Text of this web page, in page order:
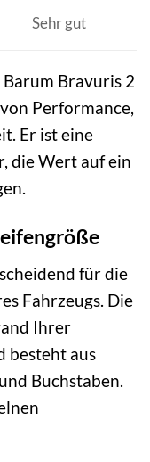
Sehr gut
Bravuris 2
Performance,
Er ist eine
die Wert auf ein
für die
Fahrzeugs. Die
Ihrer
besteht aus
Buchstaben.